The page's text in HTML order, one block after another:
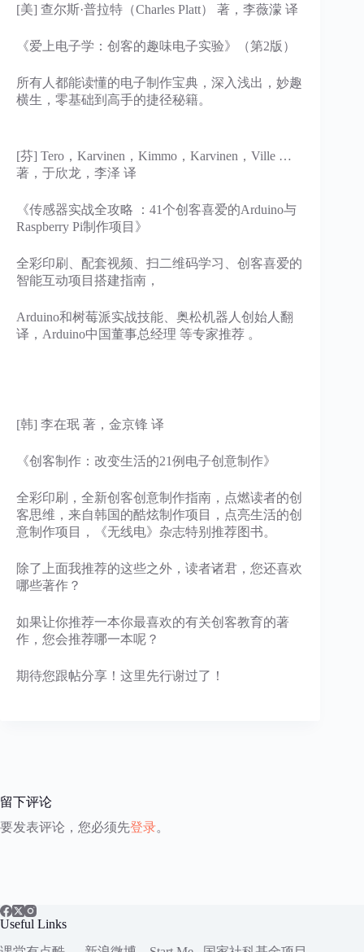
[美] 查尔斯·普拉特（Charles Platt） 著，李薇濛 译
《爱上电子学：创客的趣味电子实验》（第2版）
所有人都能读懂的电子制作宝典，深入浅出，妙趣
横生，零基础到高手的捷径秘籍。
[芬] Tero，Karvinen，Kimmo，Karvinen，Ville …
著，于欣龙，李泽 译
《传感器实战全攻略 ：41个创客喜爱的Arduino与
Raspberry Pi制作项目》
全彩印刷、配套视频、扫二维码学习、创客喜爱的
智能互动项目搭建指南，
Arduino和树莓派实战技能、奥松机器人创始人翻
译，Arduino中国董事总经理 等专家推荐 。
[韩] 李在珉 著，金京锋 译
《创客制作：改变生活的21例电子创意制作》
全彩印刷，全新创客创意制作指南，点燃读者的创
客思维，来自韩国的酷炫制作项目，点亮生活的创
意制作项目，《无线电》杂志特别推荐图书。
除了上面我推荐的这些之外，读者诸君，您还喜欢
哪些著作？
如果让你推荐一本你最喜欢的有关创客教育的著
作，您会推荐哪一本呢？
期待您跟帖分享！这里先行谢过了！
留下评论
要发表评论，您必须先登录。
Useful Links